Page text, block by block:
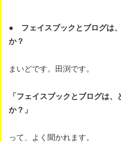
● フェイスブックとブログは
か？
まいどです。田渕です。
「フェイスブックとブログは
か？」
って、よく聞かれます。